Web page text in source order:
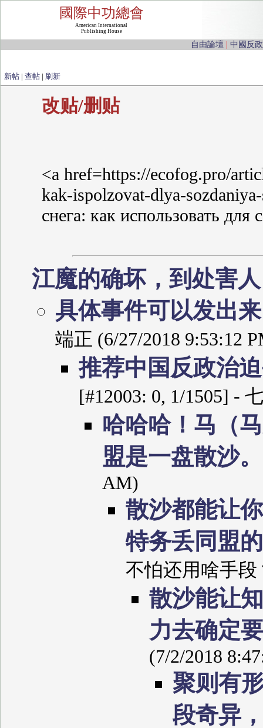
國際中功總會
American International
Publishing House
自由論壇 中國反
新帖 | 查帖 | 刷新
改贴/删贴
<a href=https://ecofog.pro/
kak-ispolzovat-dlya-
снега: как использовать
江魔的确坏，到处害
具体事件可以发出
端正 (6/27/2018 9:53:12
推荐中国反政治
[#12003: 0, 1/1505] -
哈哈哈！马（
盟是一盘散沙
AM)
散沙都能让
特务丢同盟
不怕还用啥手段
散沙能让
力去确定
(7/2/2018
聚则有
段奇异